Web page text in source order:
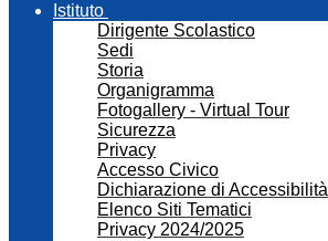
Istituto
Dirigente Scolastico
Sedi
Storia
Organigramma
Fotogallery - Virtual Tour
Sicurezza
Privacy
Accesso Civico
Dichiarazione di Accessibilità
Elenco Siti Tematici
Privacy 2024/2025